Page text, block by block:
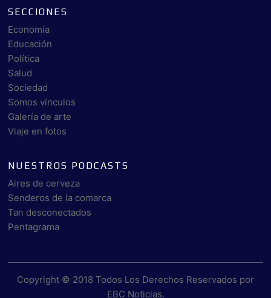
SECCIONES
Economía
Educación
Política
Salud
Sociedad
Somos vínculos
Galería de arte
Viaje en fotos
NUESTROS PODCASTS
Aires de cerveza
Senderos de la comarca
Tan desconectados
Pentagrama
Copyright © 2018 Todos Los Derechos Reservados por
EBC Noticias.